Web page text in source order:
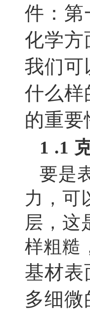
件：第
化学方
我们可
什么样
的重要
1 .1
要是
力，可
层，这
样粗糙
基材表
多细